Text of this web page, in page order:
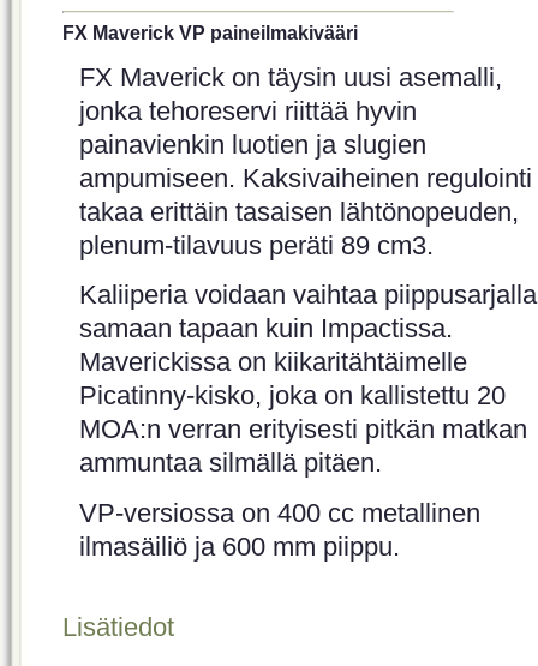
FX Maverick VP paineilmakivääri
FX Maverick on täysin uusi asemalli,
jonka tehoreservi riittää hyvin
painavienkin luotien ja slugien
ampumiseen. Kaksivaiheinen regulointi
takaa erittäin tasaisen lähtönopeuden,
plenum-tilavuus peräti 89 cm3.
Kaliiperia voidaan vaihtaa piippusarjalla
samaan tapaan kuin Impactissa.
Maverickissa on kiikaritähtäimelle
Picatinny-kisko, joka on kallistettu 20
MOA:n verran erityisesti pitkän matkan
ammuntaa silmällä pitäen.
VP-versiossa on 400 cc metallinen
ilmasäiliö ja 600 mm piippu.
Lisätiedot